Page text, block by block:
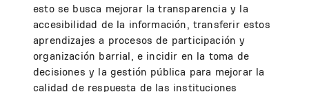
esto se busca mejorar la transparencia y la
accesibilidad de la información, transferir estos
aprendizajes a procesos de participación y
organización barrial, e incidir en la toma de
decisiones y la gestión pública para mejorar la
calidad de respuesta de las instituciones